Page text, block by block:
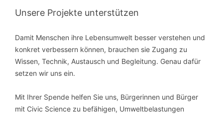
Unsere Projekte unterstützen
Damit Menschen ihre Lebensumwelt besser verstehen und
konkret verbessern können, brauchen sie Zugang zu
Wissen, Technik, Austausch und Begleitung. Genau dafür
setzen wir uns ein.
Mit Ihrer Spende helfen Sie uns, Bürgerinnen und Bürger
mit Civic Science zu befähigen, Umweltbelastungen